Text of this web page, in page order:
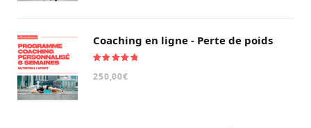
Coaching en ligne - Perte de poids
sur 5
250,00€